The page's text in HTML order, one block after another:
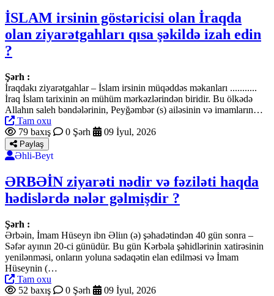
İSLAM irsinin göstəricisi olan İraqda
olan ziyarətgahları qısa şəkildə izah edin
?
Şərh :
İraqdakı ziyarətgahlar – İslam irsinin müqəddəs məkanları ...........
İraq İslam tarixinin ən mühüm mərkəzlərindən biridir. Bu ölkədə
Allahın saleh bəndələrinin, Peyğəmbər (s) ailəsinin və imamların…
Tam oxu
79 baxış
0 Şərh 09 İyul, 2026
Paylaş
Əhli-Beyt
ƏRBƏİN ziyarəti nədir və fəziləti haqda
hədislərdə nələr gəlmişdir ?
Şərh :
Ərbəin, İmam Hüseyn ibn Əliın (ə) şəhadətindən 40 gün sonra –
Səfər ayının 20-ci günüdür. Bu gün Kərbəla şəhidlərinin xatirəsinin
yenilənməsi, onların yoluna sədaqətin elan edilməsi və İmam
Hüseynin (…
Tam oxu
52 baxış
0 Şərh 09 İyul, 2026